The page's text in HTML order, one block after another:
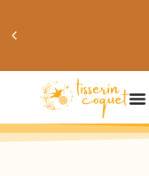
obtiens 20% de